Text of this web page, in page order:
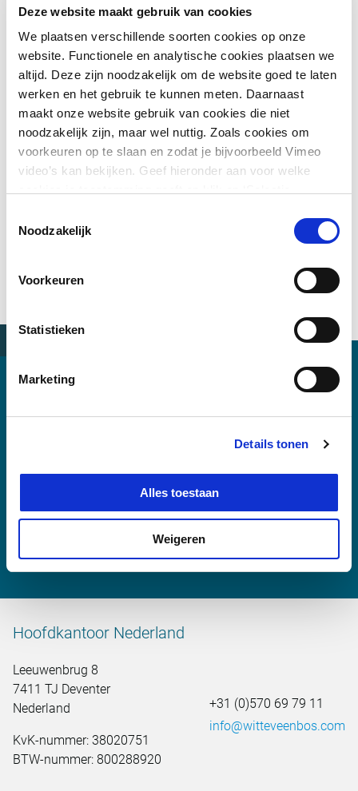
Deze website maakt gebruik van cookies
We plaatsen verschillende soorten cookies op onze
website. Functionele en analytische cookies plaatsen we
altijd. Deze zijn noodzakelijk om de website goed te laten
werken en het gebruik te kunnen meten. Daarnaast
maakt onze website gebruik van cookies die niet
noodzakelijk zijn, maar wel nuttig. Zoals cookies om
voorkeuren op te slaan en zodat je bijvoorbeeld Vimeo
video’s kan bekijken. Geef hieronder aan voor welke
akkoord met het plaatsen van alle cookies.
Meer over
Noodzakelijk
Voorkeuren
Statistieken
Marketing
Details tonen
Alles toestaan
Weigeren
Je hoort en ziet drie experts:
Van visie naar beleid: André de Wit, adviseur
mobiliteit gemeente Rotterdam
Van data naar informatie:Laurens Versluis, urban
Vertaling naar stedenbouwkundig ontwerp: Tom
Klikhiervoor de vragen die tijdens het webinar niet
Wim van den Berg
wim.van.den.berg@witteveenbos.com
Hoofdkantoor Nederland
Leeuwenbrug 8
7411 TJ Deventer
Nederland
KvK-nummer: 38020751
BTW-nummer: 800288920
+31 (0)570 69 79 11
info@witteveenbos.com